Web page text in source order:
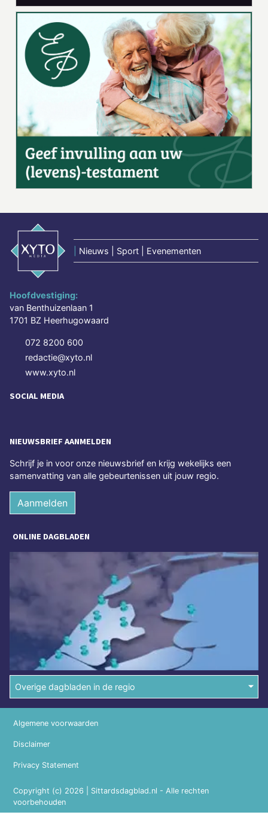
Nieuws | Sport | Evenementen
Hoofdvestiging:
van Benthuizenlaan 1
1701 BZ Heerhugowaard
072 8200 600
redactie@xyto.nl
www.xyto.nl
SOCIAL MEDIA
NIEUWSBRIEF AANMELDEN
Schrijf je in voor onze nieuwsbrief en krijg wekelijks een
samenvatting van alle gebeurtenissen uit jouw regio.
Aanmelden
ONLINE DAGBLADEN
Overige dagbladen in de regio
Copyright (c) 2026 | Sittardsdagblad.nl - Alle rechten
voorbehouden
Algemene voorwaarden
Disclaimer
Privacy Statement